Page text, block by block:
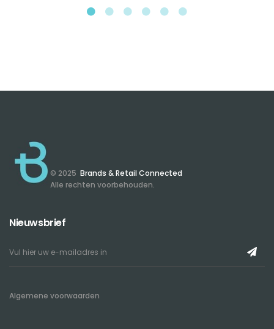
© 2025 Brands & Retail Connected
Alle rechten voorbehouden.
Nieuwsbrief
Algemene voorwaarden